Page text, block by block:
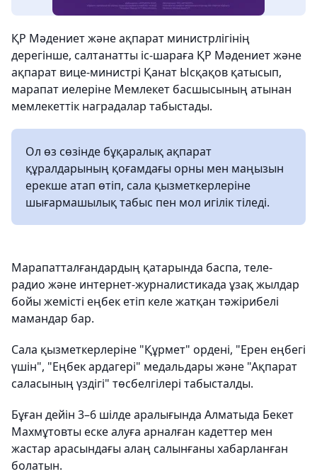
ҚР Мәдениет және ақпарат министрлігінің
дерегінше, салтанатты іс-шараға ҚР Мәдениет және
ақпарат вице-министрі Қанат Ысқақов қатысып,
марапат иелеріне Мемлекет басшысының атынан
мемлекеттік наградалар табыстады.
Ол өз сөзінде бұқаралық ақпарат
құралдарының қоғамдағы орны мен маңызын
ерекше атап өтіп, сала қызметкерлеріне
шығармашылық табыс пен мол игілік тіледі.
Марапатталғандардың қатарында баспа, теле-
радио және интернет-журналистикада ұзақ жылдар
бойы жемісті еңбек етіп келе жатқан тәжірибелі
мамандар бар.
Сала қызметкерлеріне "Құрмет" ордені, "Ерен еңбегі
үшін", "Еңбек ардагері" медальдары және "Ақпарат
саласының үздігі" төсбелгілері табысталды.
Бұған дейін 3–6 шілде аралығында Алматыда Бекет
Махмұтовты еске алуға арналған кадеттер мен
жастар арасындағы алаң салынғаны хабарланған
болатын.